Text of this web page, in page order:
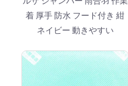
着 厚手 防水 フード付き 紺
ネイビー 動きやすい